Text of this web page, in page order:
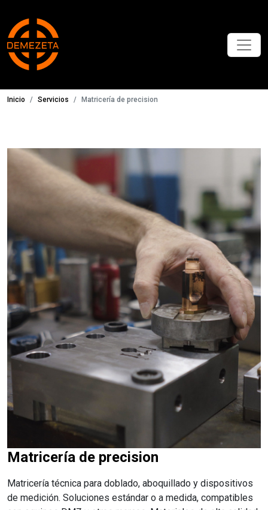
Inicio Servicios Matricería de precision
Matricería de precision
Matricería técnica para doblado, aboquillado y dispositivos
de medición. Soluciones estándar o a medida, compatibles